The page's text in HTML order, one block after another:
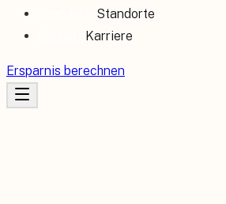
Standorte
Karriere
Ersparnis berechnen